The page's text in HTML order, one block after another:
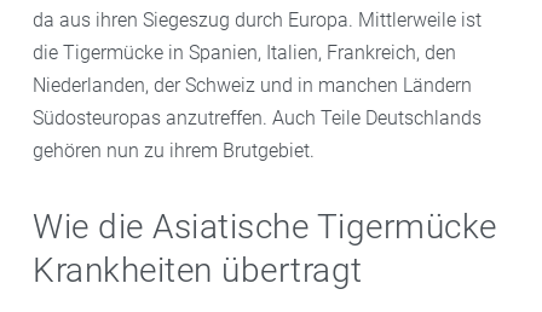
da aus ihren Siegeszug durch Europa. Mittlerweile ist
die Tigermücke in Spanien, Italien, Frankreich, den
Niederlanden, der Schweiz und in manchen Ländern
Südosteuropas anzutreffen. Auch Teile Deutschlands
gehören nun zu ihrem Brutgebiet.
Wie die Asiatische Tigermücke
Krankheiten übertragt